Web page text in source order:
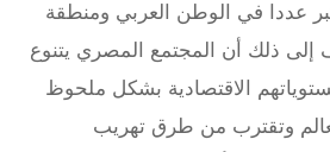
عددا في الوطن العربي ومنطقة
ذلك أن المجتمع المصري يتنوع
الاقتصادية بشكل ملحوظ
وتقترب من طرق تهريب